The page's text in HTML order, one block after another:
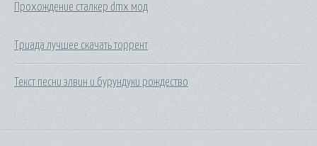
Прохождение сталкер dmx мод
Триада лучшее скачать торрент
Текст песни элвин и бурундуки рождество